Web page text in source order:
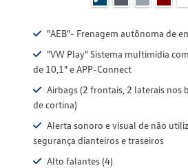
"AEB"- Frenagem autônoma de
"VW Play" Sistema multimídia
de 10,1" e APP-Connect
Airbags (2 frontais, 2 laterais nos
de cortina)
Alerta sonoro e visual de não
segurança dianteiros e traseiros
Alto falantes (4)